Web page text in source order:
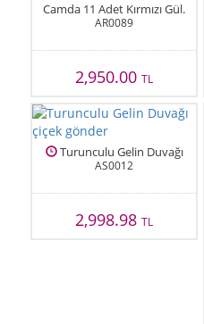
Camda 11 Adet Kırmızı Gül.
AR0089
2,950.00TL
Turunculu Gelin Duvağı
AS0012
2,998.98TL